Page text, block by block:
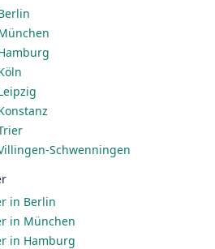
Schwenningen
in Berlin
in München
in Hamburg